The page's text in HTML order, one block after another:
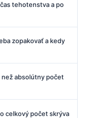
tehotenstva a po
zopakovať a kedy
než absolútny počet
celkový počet skrýva